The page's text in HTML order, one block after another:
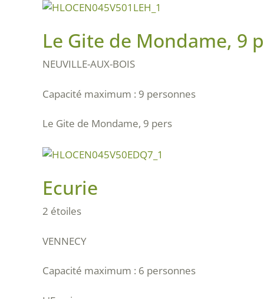
Le Gite de Mondame, 9
NEUVILLE-AUX-BOIS
Capacité maximum : 9 personnes
Le Gite de Mondame, 9 pers
Ecurie
2 étoiles
VENNECY
Capacité maximum : 6 personnes